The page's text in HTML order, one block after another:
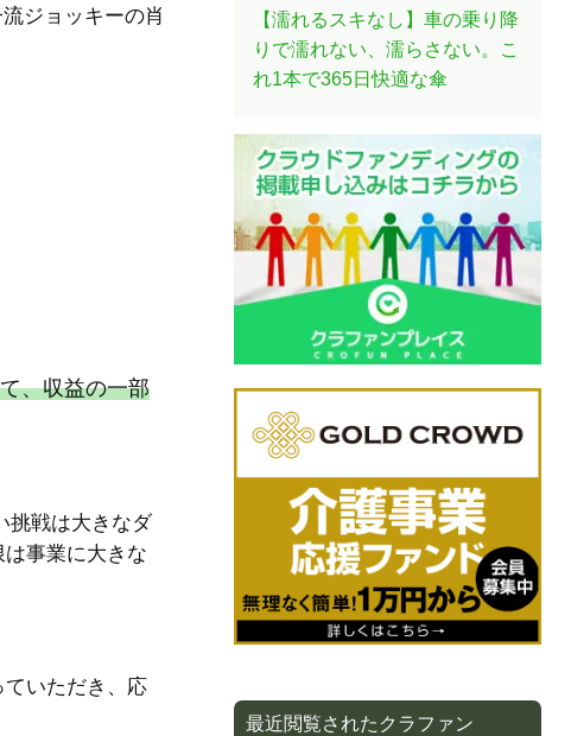
ジョッキーの肖
、収益の一部
挑戦は大きなダ
事業に大きな
いただき、応
【濡れるスキなし】車の乗り降
りで濡れない、濡らさない。こ
れ1本で365日快適な傘
最近閲覧されたクラファン